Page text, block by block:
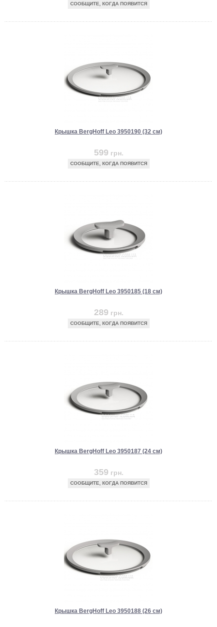
СООБЩИТЕ, КОГДА ПОЯВИТСЯ
Крышка BergHoff Leo 3950190 (32 см)
599 грн.
СООБЩИТЕ, КОГДА ПОЯВИТСЯ
Крышка BergHoff Leo 3950185 (18 см)
289 грн.
СООБЩИТЕ, КОГДА ПОЯВИТСЯ
Крышка BergHoff Leo 3950187 (24 см)
359 грн.
СООБЩИТЕ, КОГДА ПОЯВИТСЯ
Крышка BergHoff Leo 3950188 (26 см)